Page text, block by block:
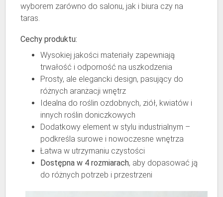
wyborem zarówno do salonu, jak i biura czy na
taras.
Cechy produktu:
Wysokiej jakości materiały zapewniają
trwałość i odporność na uszkodzenia
Prosty, ale elegancki design, pasujący do
różnych aranżacji wnętrz
Idealna do roślin ozdobnych, ziół, kwiatów i
innych roślin doniczkowych
Dodatkowy element w stylu industrialnym –
podkreśla surowe i nowoczesne wnętrza
Łatwa w utrzymaniu czystości
Dostępna w 4 rozmiarach, aby dopasować ją
do różnych potrzeb i przestrzeni